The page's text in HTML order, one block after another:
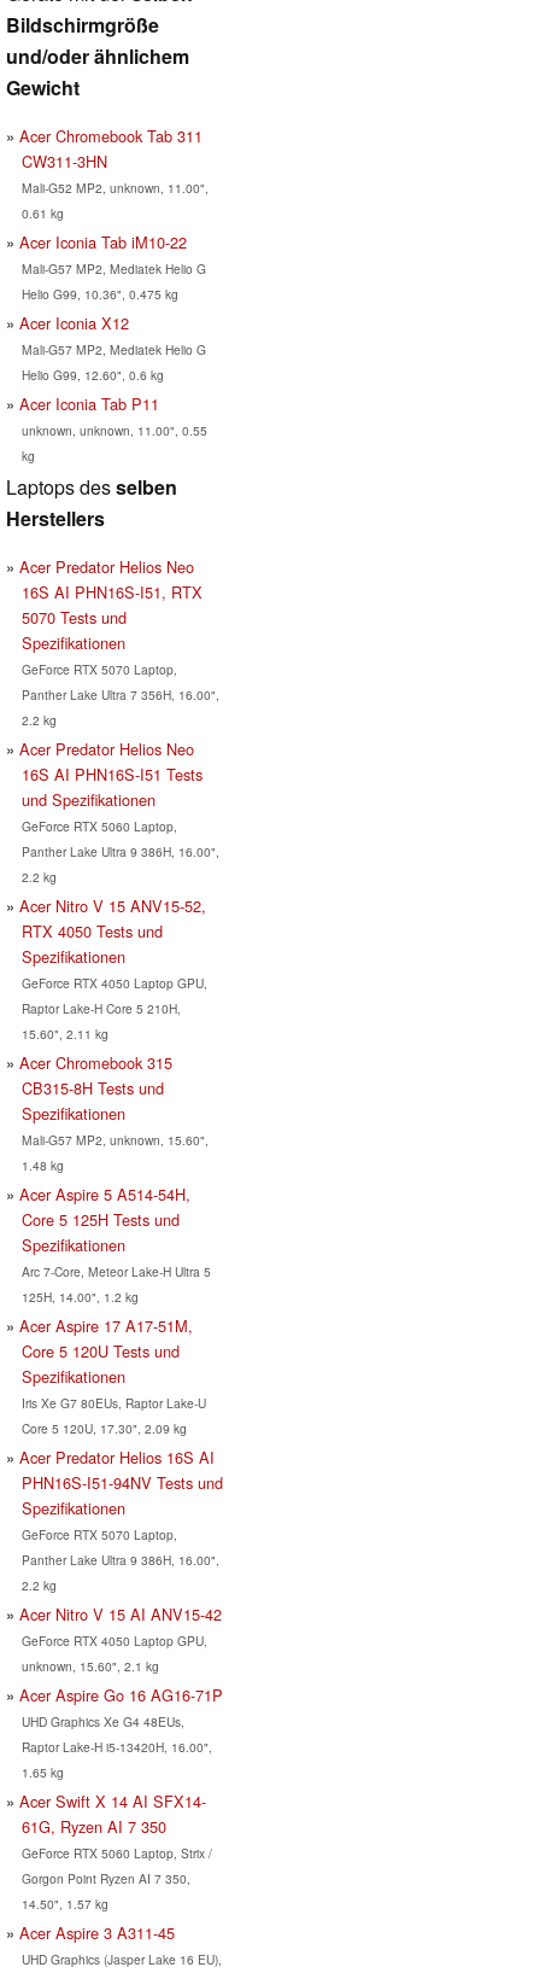
Bildschirmgröße
und/oder ähnlichem
Gewicht
Acer Chromebook Tab 311
CW311-3HN
Mali-G52 MP2, unknown, 11.00",
0.61 kg
Acer Iconia Tab iM10-22
Mali-G57 MP2, Mediatek Helio G
Helio G99, 10.36", 0.475 kg
Acer Iconia X12
Mali-G57 MP2, Mediatek Helio G
Helio G99, 12.60", 0.6 kg
Acer Iconia Tab P11
unknown, unknown, 11.00", 0.55
kg
Laptops desselben
Herstellers
Acer Predator Helios Neo
16S AI PHN16S-I51, RTX
5070 Tests und
Spezifikationen
GeForce RTX 5070 Laptop,
Panther Lake Ultra 7 356H, 16.00",
2.2 kg
Acer Predator Helios Neo
16S AI PHN16S-I51 Tests
und Spezifikationen
GeForce RTX 5060 Laptop,
Panther Lake Ultra 9 386H, 16.00",
2.2 kg
Acer Nitro V 15 ANV15-52,
RTX 4050 Tests und
Spezifikationen
GeForce RTX 4050 Laptop GPU,
Raptor Lake-H Core 5 210H,
15.60", 2.11 kg
Acer Chromebook 315
CB315-8H Tests und
Spezifikationen
Mali-G57 MP2, unknown, 15.60",
1.48 kg
Acer Aspire 5 A514-54H,
Core 5 125H Tests und
Spezifikationen
Arc 7-Core, Meteor Lake-H Ultra 5
125H, 14.00", 1.2 kg
Acer Aspire 17 A17-51M,
Core 5 120U Tests und
Spezifikationen
Iris Xe G7 80EUs, Raptor Lake-U
Core 5 120U, 17.30", 2.09 kg
Acer Predator Helios 16S AI
PHN16S-I51-94NV Tests und
Spezifikationen
GeForce RTX 5070 Laptop,
Panther Lake Ultra 9 386H, 16.00",
2.2 kg
Acer Nitro V 15 AI ANV15-42
GeForce RTX 4050 Laptop GPU,
unknown, 15.60", 2.1 kg
Acer Aspire Go 16 AG16-71P
UHD Graphics Xe G4 48EUs,
Raptor Lake-H i5-13420H, 16.00",
1.65 kg
Acer Swift X 14 AI SFX14-
61G, Ryzen AI 7 350
GeForce RTX 5060 Laptop, Strix /
Gorgon Point Ryzen AI 7 350,
14.50", 1.57 kg
Acer Aspire 3 A311-45
UHD Graphics (Jasper Lake 16 EU),